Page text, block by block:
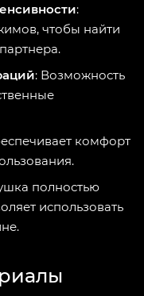
:
чтобы найти
: Возможность
комфорт
полностью
использовать